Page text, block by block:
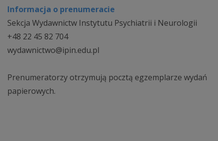
Informacja o prenumeracie
Sekcja Wydawnictw Instytutu Psychiatrii i Neurologii
+48 22 45 82 704
wydawnictwo@ipin.edu.pl
Prenumeratorzy otrzymują pocztą egzemplarze wydań
papierowych.